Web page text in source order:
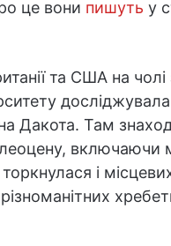
це вони пишуть у
та США на
Дакота. Там
і